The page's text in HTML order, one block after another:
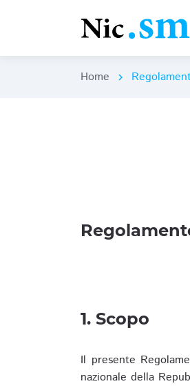
Home chevron_right
1. Scopo
Il presente
nazionale della